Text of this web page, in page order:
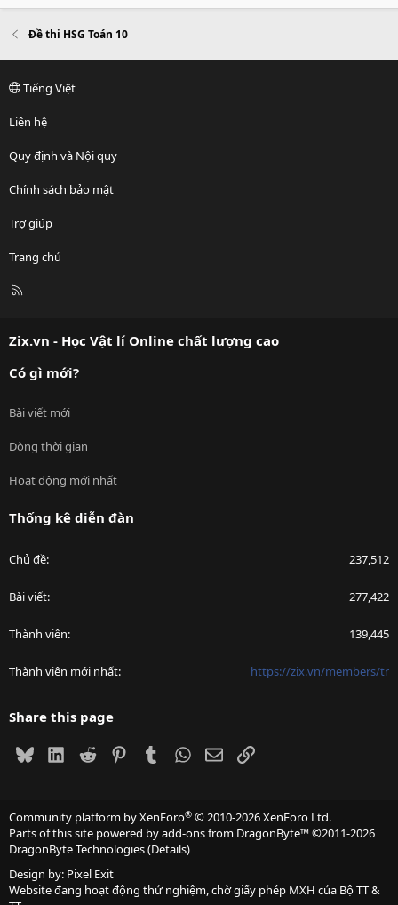
Đề thi HSG Toán 10
Tiếng Việt
Liên hệ
Quy định và Nội quy
Chính sách bảo mật
Trợ giúp
Trang chủ
R
Zix.vn - Học Vật lí Online chất lượng cao
Có gì mới?
Bài viết mới
Dòng thời gian
Hoạt động mới nhất
Thống kê diễn đàn
Chủ đề 237,512
Bài viết 277,422
Thành viên 139,445
Thành viên mới nhất https://zix.vn/members/tr
Share this page
BlueskyLinkedIn
Reddit PinterestTumblrWhatsApp
EmailLink
Community platform by XenForo® © 2010-2026 XenForo Ltd.
Parts of this site powered byadd-ons from DragonByte™©2011-2026
DragonByte Technologies(Details)
Design by: Pixel Exit
Website đang hoạt động thử nghiệm, chờ giấy phép MXH của Bộ TT &